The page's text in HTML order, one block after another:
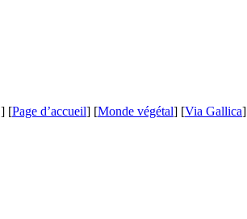
] [Page d’accueil] [Monde végétal] [Via Gallica]